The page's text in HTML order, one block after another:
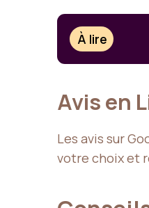
À lire
Avis en
Les avis sur
votre choix et